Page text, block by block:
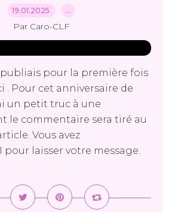
19.01.2025 …
Par Caro-CLF
publiais pour la première fois
. Pour cet anniversaire de
un petit truc à une
le commentaire sera tiré au
Vous avez
pour laisser votre message.